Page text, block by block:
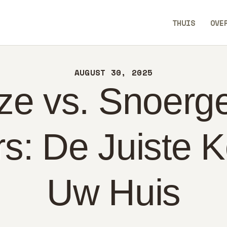
THUIS
AUGUST 30, 2025
vs.
De Juiste
Uw Huis